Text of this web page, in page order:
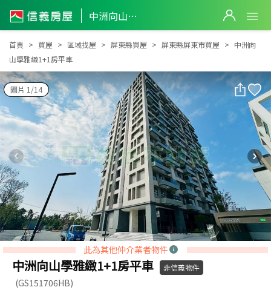
中洲向山學雅緻1+1房平車
中洲向山學雅緻1+1房平車
首頁 買屋 區域找屋 屏東縣買屋 屏東縣屏東市買屋
中洲向
山學雅緻1+1房平車
圖片 1/14
此為其他仲介業者物件
中洲向山學雅緻1+1房平車 非信義物件
(GS151706HB)